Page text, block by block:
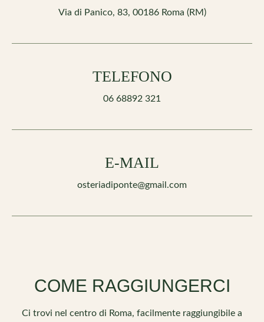
Via di Panico, 83, 00186 Roma (RM)
TELEFONO
06 68892 321
E-MAIL
osteriadiponte@gmail.com
COME RAGGIUNGERCI
Ci trovi nel centro di Roma, facilmente raggiungibile a